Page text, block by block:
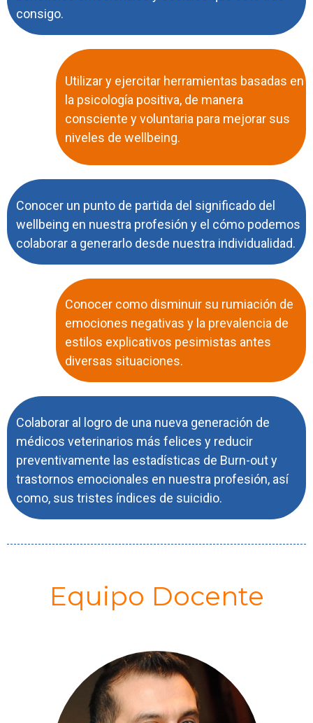
consigo.
Utilizar y ejercitar herramientas basadas en
la psicología positiva, de manera
consciente y voluntaria para mejorar sus
niveles de wellbeing.
Conocer un punto de partida del significado del
wellbeing en nuestra profesión y el cómo podemos
colaborar a generarlo desde nuestra individualidad.
Conocer como disminuir su rumiación de
emociones negativas y la prevalencia de
estilos explicativos pesimistas antes
diversas situaciones.
Colaborar al logro de una nueva generación de
médicos veterinarios más felices y reducir
preventivamente las estadísticas de Burn-out y
trastornos emocionales en nuestra profesión, así
como, sus tristes índices de suicidio.
Equipo Docente